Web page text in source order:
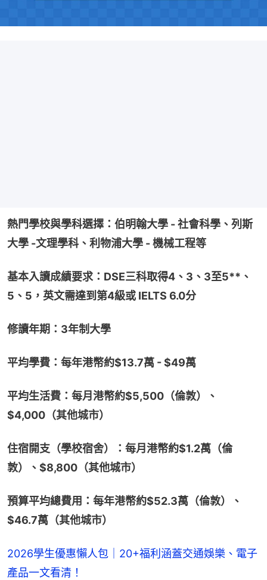
熱門學校與學科選擇：伯明翰大學 - 社會科學、列斯
大學 -文理學科、利物浦大學 - 機械工程等
基本入讀成績要求：DSE三科取得4、3、3至5**、
5、5，英文需達到第4級或 IELTS 6.0分
修讀年期：3年制大學
平均學費：每年港幣約$13.7萬 - $49萬
平均生活費：每月港幣約$5,500（倫敦）、
$4,000（其他城市）
住宿開支（學校宿舍）：每月港幣約$1.2萬（倫
敦）、$8,800（其他城市）
預算平均總費用：每年港幣約$52.3萬（倫敦）、
$46.7萬（其他城市）
2026學生優惠懶人包｜20+福利涵蓋交通娛樂、電子
產品一文看清！